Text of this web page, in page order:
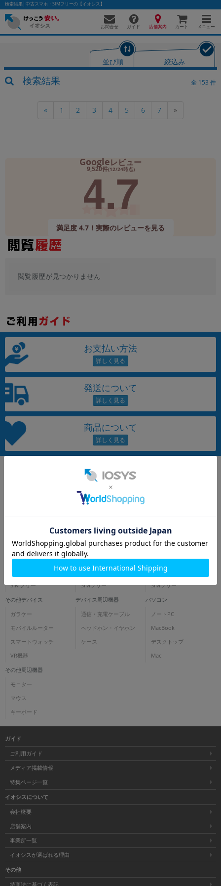
検索結果│中古スマホ・SIMフリーの【イオシス】
お問合せ ガイド 店舗案内 カート メニュー
並び順 絞込み
検索結果 全 153 件
« 1 2 3 4 5 6 7 »
Googleレビュー
9,520件(12/24時点)
4.7
満足度 4.7！実際のレビューを見る
閲覧履歴が見つかりません
お支払い方法
発送について
商品について
docomo
au
SIMフリー
スマートフォン
docomo
au
SoftBank
SIMフリー
タブレット
docomo
au
SoftBank
SIMフリー
その他デバイス
ガラケー
モバイルルーター
スマートウォッチ
VR機器
デバイス周辺機器
通信・充電ケーブル
ヘッドホン・イヤホン
ケース
パソコン
ノートPC
MacBook
デスクトップ
Mac
その他周辺機器
モニター
マウス
キーボード
ガイド
ご利用ガイド
メディア掲載情報
特集ページ一覧
イオシスについて
会社概要
店舗案内
事業所一覧
イオシスが選ばれる理由
その他
特商法に基づく表記
かんたんパソコン検索に切り替える
フリーワード
メーカー
製造、販売メーカーの絞り込み
機能・特徴
ドライブの絞り込み
ランク
商品状態の絞り込み
「新品」「未使用」「中古」など
CPU
CPUの絞り込み
OSの絞り込み
メモリ
~
~
価格
円 ～ 円
月 まで
各項目のチェックボックスは「or検索」となります。